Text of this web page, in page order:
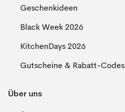
Geschenkideen
Black Week 2026
KitchenDays 2026
Gutscheine & Rabatt-Codes
Über uns